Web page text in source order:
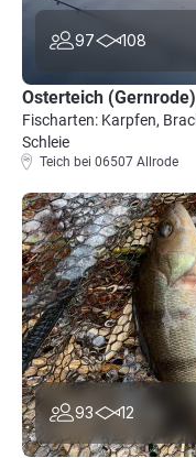
97 108
Osterteich (Gernrode)
Fischarten: Karpfen,
Schleie
Teich bei 06507 Allrode
93 12